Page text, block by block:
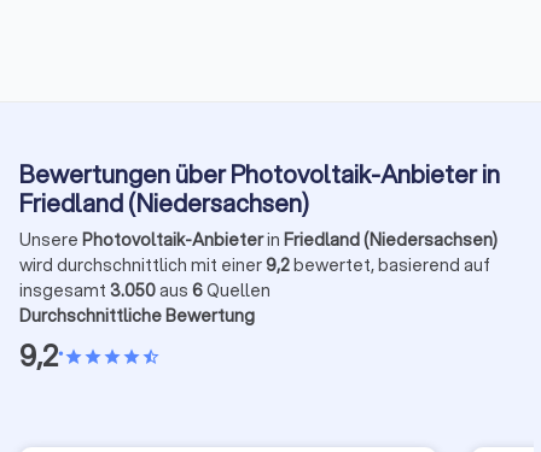
Bewertungen über Photovoltaik-Anbieter in
Friedland (Niedersachsen)
Unsere Photovoltaik-Anbieterin Friedland (Niedersachsen)
wird durchschnittlich mit einer9,2bewertet, basierend auf
insgesamt 3.050aus 6Quellen
Durchschnittliche Bewertung
9,2•starstarstarstarstar_half